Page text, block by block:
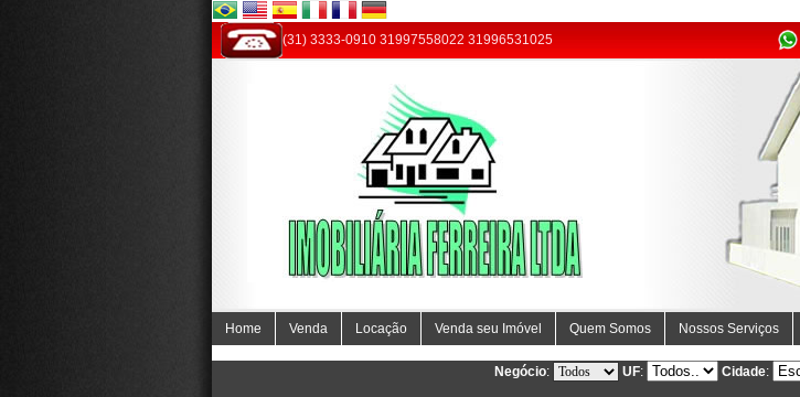
(31) 3333-0910 31997558022 31996531025
Home Venda Locação Venda seu Imóvel Quem Somos Nossos Serviços
Negócio: UF: Cidade: